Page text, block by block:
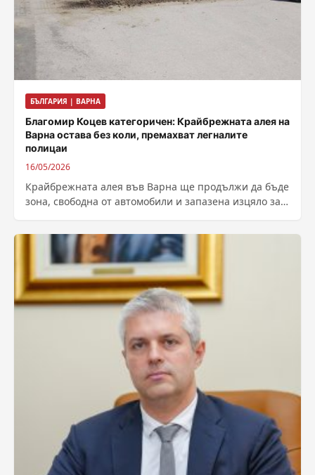
БЪЛГАРИЯ | ВАРНА
Благомир Коцев категоричен: Крайбрежната алея на
Варна остава без коли, премахват легналите
полицаи
16/05/2026
Крайбрежната алея във Варна ще продължи да бъде
зона, свободна от автомобили и запазена изцяло за